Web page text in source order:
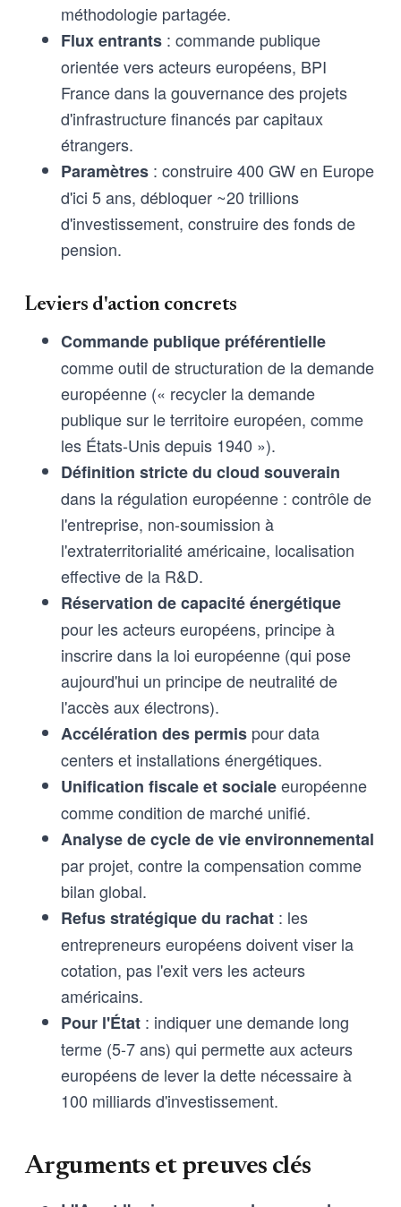
méthodologie partagée.
Flux entrants : commande publique
orientée vers acteurs européens, BPI
France dans la gouvernance des projets
d'infrastructure financés par capitaux
étrangers.
Paramètres : construire 400 GW en Europe
d'ici 5 ans, débloquer ~20 trillions
d'investissement, construire des fonds de
pension.
Leviers d'action concrets
Commande publique préférentielle
comme outil de structuration de la demande
européenne (« recycler la demande
publique sur le territoire européen, comme
les États-Unis depuis 1940 »).
Définition stricte du cloud souverain
dans la régulation européenne : contrôle de
l'entreprise, non-soumission à
l'extraterritorialité américaine, localisation
effective de la R&D.
Réservation de capacité énergétique
pour les acteurs européens, principe à
inscrire dans la loi européenne (qui pose
aujourd'hui un principe de neutralité de
l'accès aux électrons).
Accélération des permis pour data
centers et installations énergétiques.
Unification fiscale et socialeeuropéenne
comme condition de marché unifié.
Analyse de cycle de vie environnemental
par projet, contre la compensation comme
bilan global.
Refus stratégique du rachat : les
entrepreneurs européens doivent viser la
cotation, pas l'exit vers les acteurs
américains.
Pour l'État : indiquer une demande long
terme (5-7 ans) qui permette aux acteurs
européens de lever la dette nécessaire à
100 milliards d'investissement.
Arguments et preuves clés